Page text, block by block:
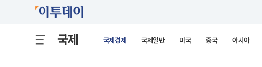
국제 국제경제 국제일반 미국 중국 아시아